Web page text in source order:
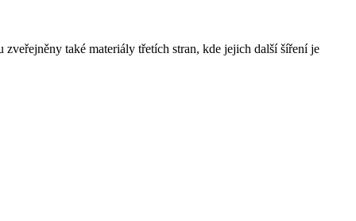
také materiály třetích stran, kde jejich další šíření je